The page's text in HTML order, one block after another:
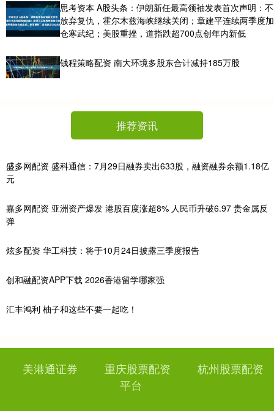
思考资本 A股头条：伊朗新任最高领袖发表首次声明：不
放弃复仇，霍尔木兹海峡继续关闭；章建平连续两季度加
仓寒武纪；美股重挫，道指跌超700点创年内新低
钱程策略配资 南大环境多股东合计减持185万股
推荐资讯
盛多网配资 盛科通信：7月29日融券卖出633股，融资融券余额1.18亿
元
嘉多网配资 亚洲资产爆发 港股百度涨超8% 人民币升破6.97 贵金属反
弹
炫多配资 华工科技：将于10月24日披露三季度报告
创和融配资APP下载 2026香港留学哪家强
汇丰鸿利 柚子和这些不要一起吃！
美港通证券 重庆股票配资
杭州股票配资
平台